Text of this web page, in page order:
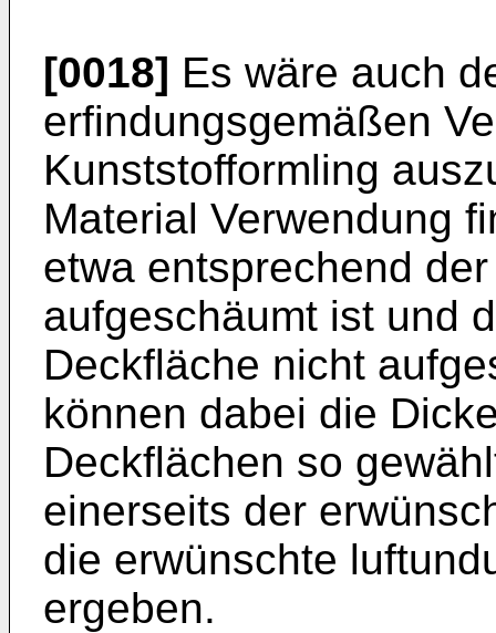
[0018] Es wäre auch
erfindungsgemäßen
Kunststofformling
Material Verwendung
etwa entsprechend
aufgeschäumt ist und
Deckfläche nicht
können dabei die
Deckflächen so
einerseits der
die erwünschte
ergeben.